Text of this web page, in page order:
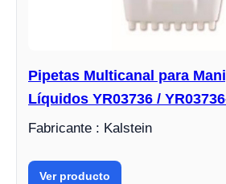
Pipetas Multicanal para
Líquidos YR03736 /
Fabricante : Kalstein
Ver producto